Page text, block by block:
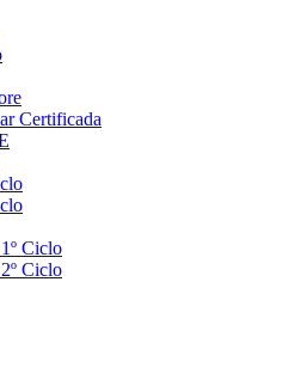
Certificada
Ciclo
Ciclo